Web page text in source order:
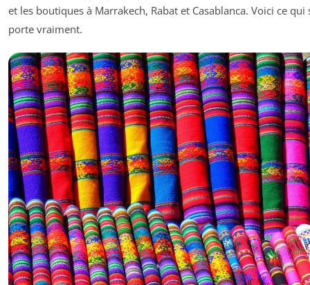
et les boutiques à Marrakech, Rabat et Casablanca. Voici ce qui
porte vraiment.